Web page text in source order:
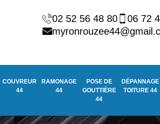
02 52 56 48 80
06 72
COUVREUR
44
RAMONAGE
44
POSE DE
GOUTTIÈRE
44
DÉPANNAGE
TOITURE 44